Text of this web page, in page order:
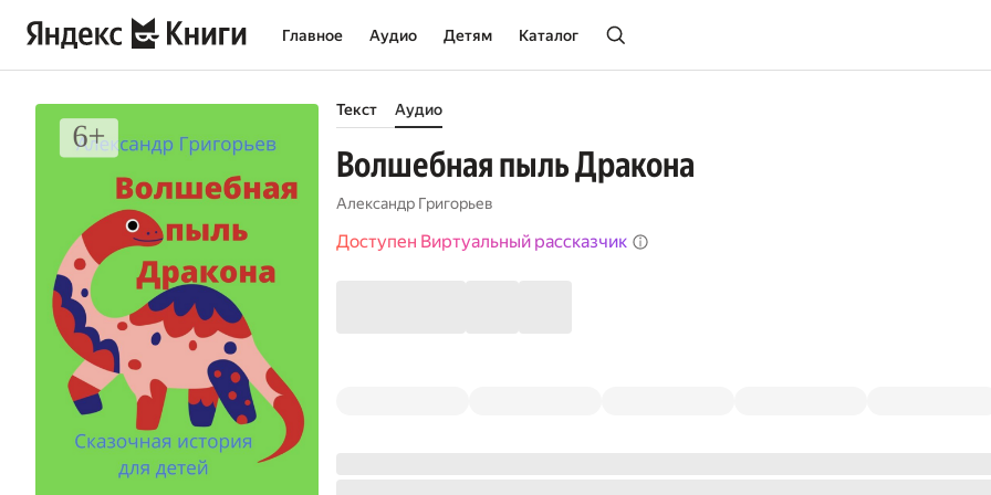
Главное Аудио Детям Каталог
Текст Аудио
Волшебная пыль Дракона
Александр Григорьев
Доступен Виртуальный рассказчик